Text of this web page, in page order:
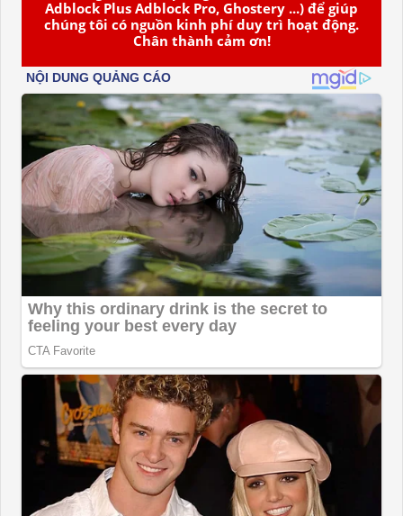
Adblock Plus Adblock Pro, Ghostery ...) để giúp
chúng tôi có nguồn kinh phí duy trì hoạt động.
Chân thành cảm ơn!